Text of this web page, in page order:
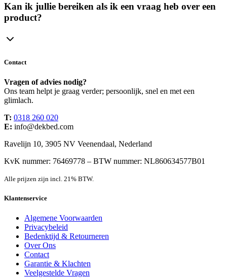
Kan ik jullie bereiken als ik een vraag heb over een
product?
Contact
Vragen of advies nodig?
Ons team helpt je graag verder; persoonlijk, snel en met een
glimlach.
T: 0318 260 020
E: info@dekbed.com
Ravelijn 10, 3905 NV Veenendaal, Nederland
KvK nummer: 76469778 – BTW nummer: NL860634577B01
Alle prijzen zijn incl. 21% BTW.
Klantenservice
Algemene Voorwaarden
Privacybeleid
Bedenktijd & Retourneren
Over Ons
Contact
Garantie & Klachten
Veelgestelde Vragen